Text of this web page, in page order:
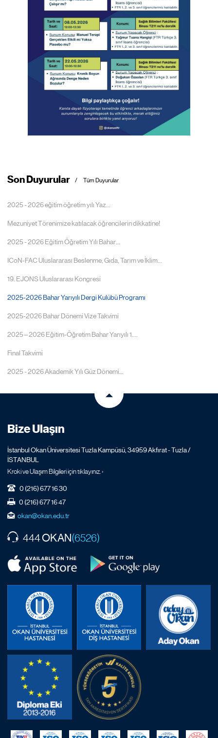
Son Duyurular Tüm Duyurular
2025 - 2026 eğitim öğretim yılı Yaz...
Mezuniyet Törenimize katılacak öğrencilerin dikkatine!
2025 - 2026 Eğitim Öğretim Yılı Bahar...
ICoN-FAC Uluslararası Beslenme, Gıda, Tarım ve İklim...
19. EJONS Uluslararası Kongresi
2025-2026 Bahar Yarıyılı Dergi Kulübü Programı
2025-2026 Bahar Dönemi Vize Takvimi
2025 – 2026 Eğitim-Öğretim Bahar Yarıyılı 1....
Final Takvimi
2025 - 2026 Akademik Yılı Güz Dönemi...
Bize Ulaşın
İstanbul Okan Üniversitesi Tuzla Kampüsü, 34959 Akfırat - Tuzla /
İSTANBUL
Kroki ve Ulaşım Bilgileri için tıklayınız. ›
0 (216) 677 16 30
0 (216) 677 16 47
okan@okan.edu.tr
444OKAN(6526)